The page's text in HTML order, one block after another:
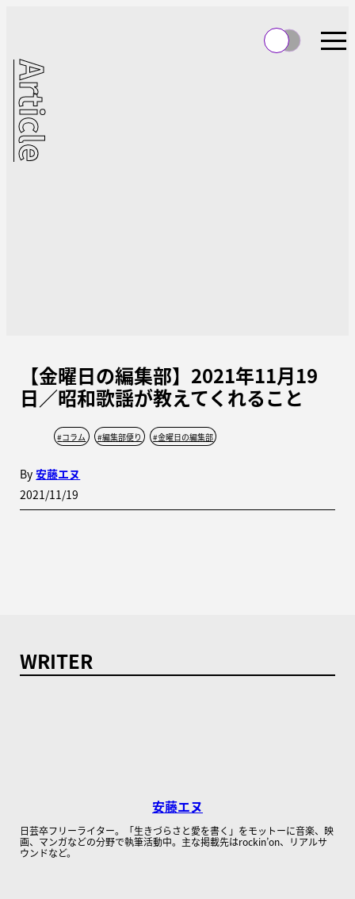
Article
【金曜日の編集部】2021年11月19
日／昭和歌謡が教えてくれること
#コラム #編集部便り #金曜日の編集部
By 安藤エヌ
2021/11/19
WRITER
安藤エヌ
日芸卒フリーライター。「生きづらさと愛を書く」をモットーに音楽、映
画、マンガなどの分野で執筆活動中。主な掲載先はrockin’on、リアルサ
ウンドなど。